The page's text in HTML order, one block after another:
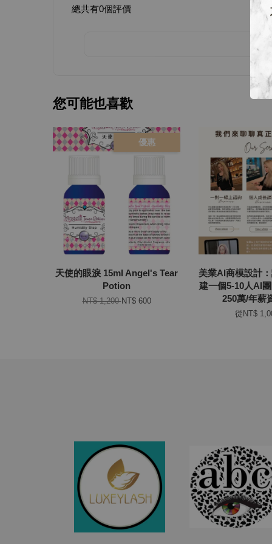
總共有0個評價
您可能也喜歡
優惠
天使的眼淚 15ml Angel's Tear
Potion
NT$ 1,200NT$ 600
美業AI商模設計
建一個5-10人AI
250萬/年薪
從 NT$